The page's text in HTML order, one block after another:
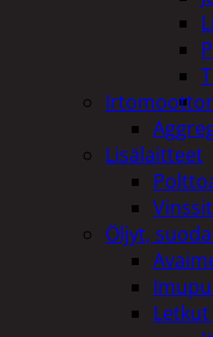
Lisälaitteet
Öljyt,